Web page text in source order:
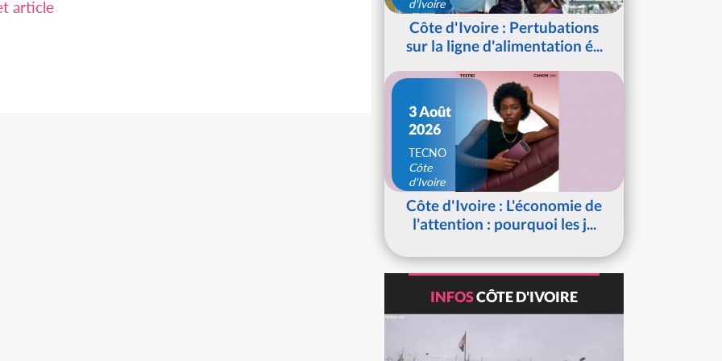
article
d'Ivoire
Côte d'Ivoire : Pertubations
sur la ligne d'alimentation é...
3 Août
2026
TECNO
Côte
d'Ivoire
Côte d'Ivoire : L'économie de
l'attention : pourquoi les j...
INFOSCÔTE D'IVOIRE